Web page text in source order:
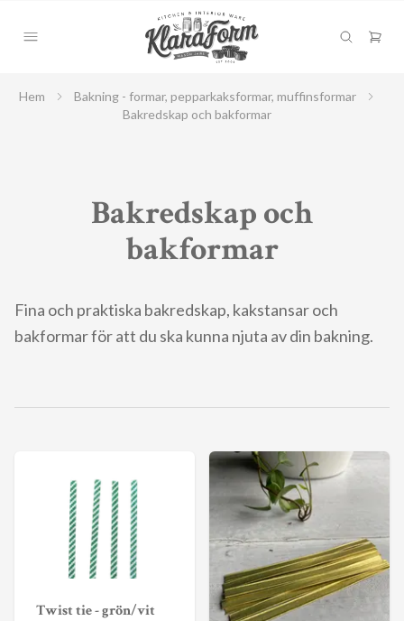
Hem
Bakning - formar, pepparkaksformar, muffinsformar
Bakredskap och bakformar
Bakredskap och
bakformar
Fina och praktiska bakredskap, kakstansar och
bakformar för att du ska kunna njuta av din bakning.
Twist tie - grön/vit